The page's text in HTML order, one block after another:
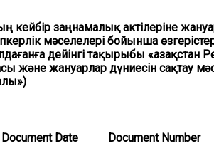
кейбір заңнамалық актілеріне
мәселелері бойынша
дейінгі тақырыбы
және жануарлар дүниесін сақтау
Document Date Document Number